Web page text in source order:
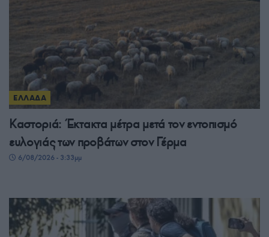
ΕΛΛΑΔΑ
Καστοριά: Έκτακτα μέτρα μετά τον εντοπισμό
ευλογιάς των προβάτων στον Γέρμα
6/08/2026 - 3:33μμ